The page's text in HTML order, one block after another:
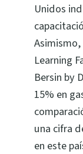
Unidos
Asimismo,
Learning
Bersin by
15% en
una cifra
en este